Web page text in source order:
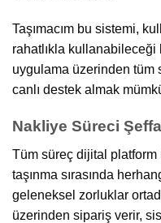
Taşımacım bu sistemi,
rahatlıkla
uygulama üzerinden tüm
canlı destek almak
Nakliye Süreci
Tüm süreç dijital
taşınma sırasında
geleneksel zorluklar
üzerinden sipariş verir,